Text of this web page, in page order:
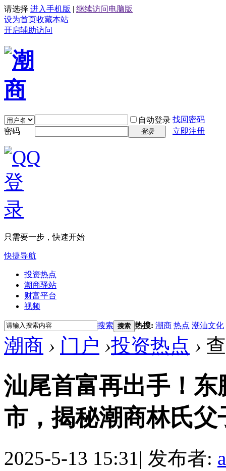
请选择 进入手机版 | 继续访问电脑版
设为首页收藏本站
开启辅助访问
自动登录 找回密码
密码
登录 立即注册
只需要一步，快速开始
快捷导航
投资热点
潮商驿站
财富平台
视频
搜索 搜索 热搜: 潮商 热点 潮汕文化
潮商 › 门户 ›投资热点 ›
汕尾首富再出手！
市，揭秘潮商林氏父
2025-5-13 15:31| 发布者: